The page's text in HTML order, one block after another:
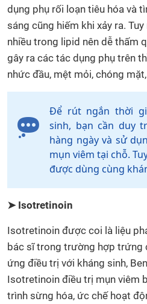
dụng phụ rối loạn tiêu hóa và
sáng cũng hiếm khi xảy ra.
nhiều trong lipid nên dễ thấm
gây ra các tác dụng phụ trên
nhức đầu, mệt mỏi, chóng
Để rút ngắn thời
sinh, bạn cần duy
hàng ngày và sử
mụn viêm tại chỗ.
được dùng cùng
➤ Isotretinoin
Isotretinoin được coi là liệu
bác sĩ trong trường hợp trứng
ứng điều trị với kháng sinh,
Isotretinoin điều trị mụn viêm
trình sừng hóa, ức chế hoạt